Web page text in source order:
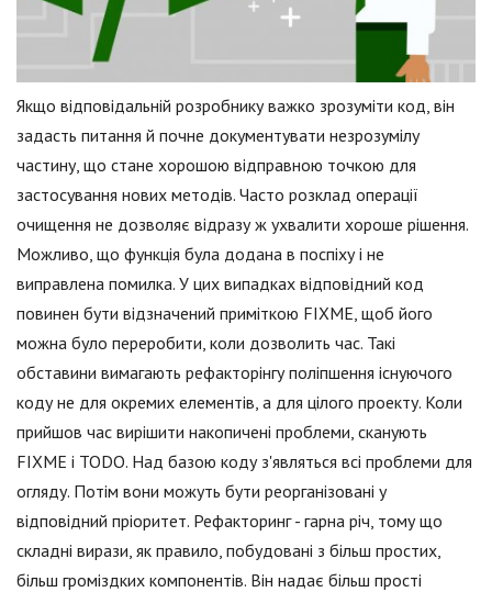
Якщо відповідальній розробнику важко зрозуміти код, він
задасть питання й почне документувати незрозумілу
частину, що стане хорошою відправною точкою для
застосування нових методів. Часто розклад операції
очищення не дозволяє відразу ж ухвалити хороше рішення.
Можливо, що функція була додана в поспіху і не
виправлена помилка. У цих випадках відповідний код
повинен бути відзначений приміткою FIXME, щоб його
можна було переробити, коли дозволить час. Такі
обставини вимагають рефакторінгу поліпшення існуючого
коду не для окремих елементів, а для цілого проекту. Коли
прийшов час вирішити накопичені проблеми, сканують
FIXME і TODO. Над базою коду з'являться всі проблеми для
огляду. Потім вони можуть бути реорганізовані у
відповідний пріоритет. Рефакторинг - гарна річ, тому що
складні вирази, як правило, побудовані з більш простих,
більш громіздких компонентів. Він надає більш прості